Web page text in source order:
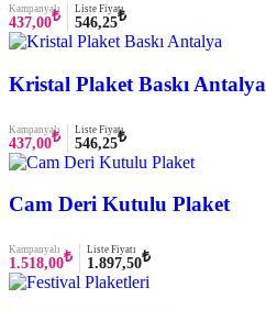
Kampanyalı
437,00₺ Liste Fiyatı
546,25₺
Kristal Plaket Baskı Antalya
Kampanyalı
437,00₺ Liste Fiyatı
546,25₺
Cam Deri Kutulu Plaket
Kampanyalı
1.518,00₺ Liste Fiyatı
1.897,50₺